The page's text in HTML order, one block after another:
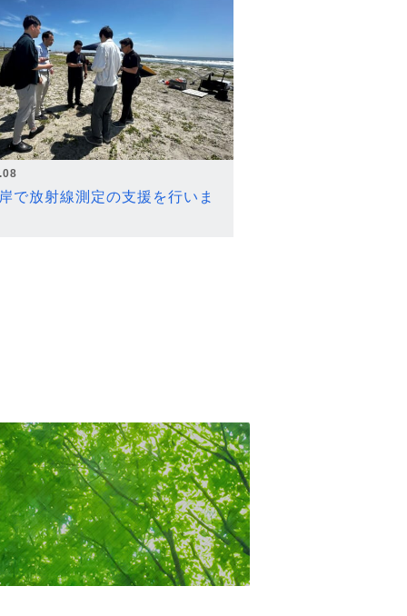
で放射線測定の支援を行いま